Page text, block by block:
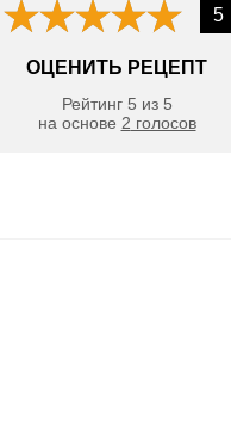
5
ОЦЕНИТЬ РЕЦЕПТ
Рейтинг 5 из 5
на основе 2 голосов